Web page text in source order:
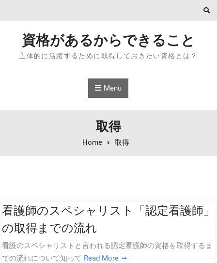
資格があるからできること
主体的に活躍するために取得しておきたい資格とは？
Menu
取得
Home 取得
看護師のスペシャリスト「認定看護師」
の取得までの流れ
看護のスペシャリストと言われる認定看護師の資格を取得するま
での流れについて知って Read More